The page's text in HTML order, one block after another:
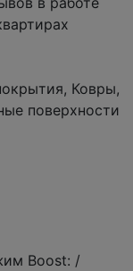
Ковры,
поверхности
Boost: /